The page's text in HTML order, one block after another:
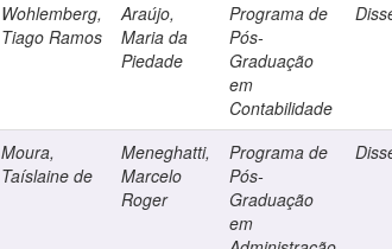
Wohlemberg,
Tiago Ramos
Araújo,
Maria da
Piedade
Programa de
Pós-
Graduação
em
Contabilidade
Moura,
Taíslaine de
Meneghatti,
Marcelo
Roger
Programa de
Pós-
Graduação
em